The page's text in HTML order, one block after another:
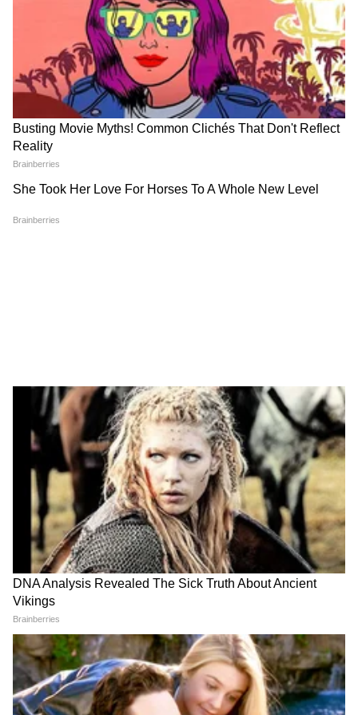
Related Articles
Ketan Agarwal Lohagad Case : केतनच्या मृत्यूनंतर
आजोबांचंही निधन, अग्रवाल कुटुंबावर दु:खाचा डोंगर
Ketan Death Case : हे लग्न होणार नाहीये, तरी
तिकीटासाठी आधार कार्डचा फोटो पाठव; सियाच्या डिलीटेड
RECOMMENDED STORIES
Satyajeet Tambe : नाशिक-पुणे
रेल्वे मार्गासाठी आंदोलन, सत्यजीत
तांबे पोलिसांच्या ताब्यात; आंदोलक
आणि पोलिसांमध्ये झटापट
Tukaram Mundhe : तुकाराम
मुंढेंचा पुढील मोर्चा दारू आणि
चायनीजकडे, FDA कुठे करणार
कारवाई?
LATEST VIDEOS
संजय राऊतांचा इशारा, नाशिकच्या खड्ड्यांवर
आंदोलन; ‘पै-पैचा हिशोब’ | Nashik |
Fadnavis | Kumbh Mela
राज ठाकरेंनी सांगितलं मुंबई-गोवा महामार्ग का
रखडला? | Mumbai Goa Highway |